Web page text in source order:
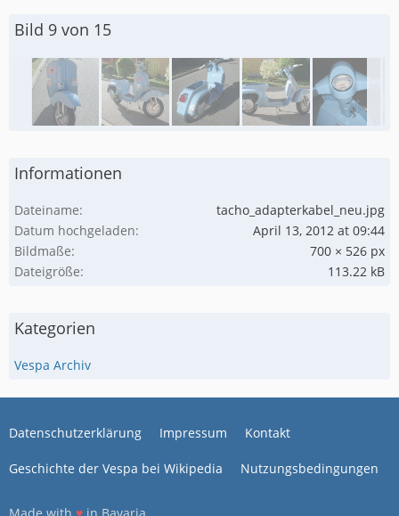
Bild 9 von 15
Informationen
Dateiname
tacho_adapterkabel_neu.jpg
Datum hochgeladen
April 13, 2012 at 09:44
Bildmaße
700 × 526 px
Dateigröße
113.22 kB
Kategorien
Vespa Archiv
Datenschutzerklärung Impressum Kontakt
Geschichte der Vespa bei Wikipedia Nutzungsbedingungen